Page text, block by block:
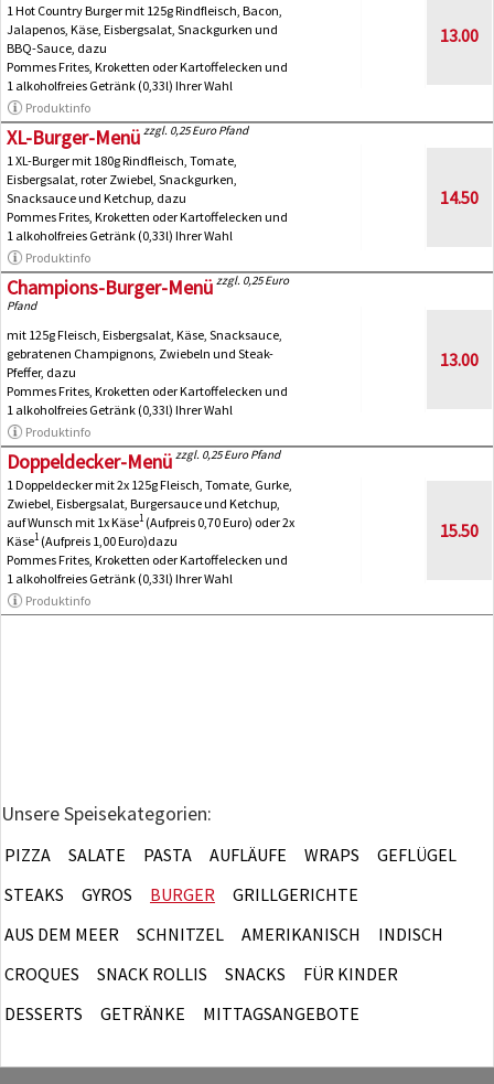
1 Hot Country Burger mit 125g Rindfleisch, Bacon,
Jalapenos, Käse, Eisbergsalat, Snackgurken und
BBQ-Sauce, dazu
Pommes Frites, Kroketten oder Kartoffelecken und
1 alkoholfreies Getränk (0,33l) Ihrer Wahl
Produktinfo
13.00
XL-Burger-Menü zzgl. 0,25 Euro Pfand
1 XL-Burger mit 180g Rindfleisch, Tomate,
Eisbergsalat, roter Zwiebel, Snackgurken,
Snacksauce und Ketchup, dazu
Pommes Frites, Kroketten oder Kartoffelecken und
1 alkoholfreies Getränk (0,33l) Ihrer Wahl
Produktinfo
14.50
Champions-Burger-Menü zzgl. 0,25 Euro
Pfand
mit 125g Fleisch, Eisbergsalat, Käse, Snacksauce,
gebratenen Champignons, Zwiebeln und Steak-
Pfeffer, dazu
Pommes Frites, Kroketten oder Kartoffelecken und
1 alkoholfreies Getränk (0,33l) Ihrer Wahl
Produktinfo
13.00
Doppeldecker-Menü zzgl. 0,25 Euro Pfand
1 Doppeldecker mit 2x 125g Fleisch, Tomate, Gurke,
Zwiebel, Eisbergsalat, Burgersauce und Ketchup,
auf Wunsch mit 1x Käse1 (Aufpreis 0,70 Euro) oder 2x
Käse1 (Aufpreis 1,00 Euro)dazu
Pommes Frites, Kroketten oder Kartoffelecken und
1 alkoholfreies Getränk (0,33l) Ihrer Wahl
Produktinfo
15.50
Unsere Speisekategorien:
PIZZA SALATE PASTA AUFLÄUFE WRAPS
GEFLÜGEL
STEAKS
GYROS BURGER
GRILLGERICHTE
AUS DEM MEER
SCHNITZEL AMERIKANISCH
INDISCH
CROQUES
SNACK ROLLIS SNACKS
FÜR KINDER
DESSERTS
GETRÄNKE MITTAGSANGEBOTE